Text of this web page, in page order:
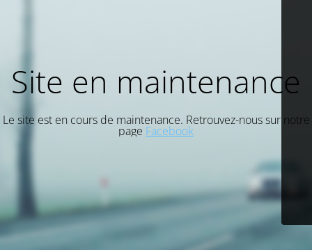
Site en maintenance
Le site est en cours de maintenance. Retrouvez-nous sur notre
page Facebook